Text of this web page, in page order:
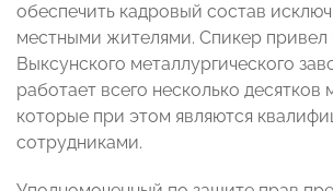
обеспечить кадровый состав
местными жителями. Спикер
Выксунского металлургического
работает всего несколько десятков
которые при этом являются
сотрудниками.